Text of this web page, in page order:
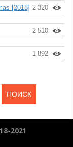
2 320
[2018]
2 510
1 892
2021